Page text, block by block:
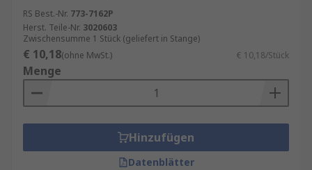
RS Best.-Nr. 773-7162P
Herst. Teile-Nr. 3020603
Zwischensumme 1 Stück (geliefert in Stange)
€ 10,18(ohne MwSt.) € 10,18/Stück
Menge
Hinzufügen
Datenblätter